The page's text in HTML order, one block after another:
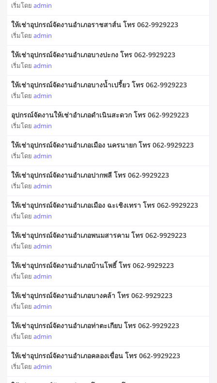
เริ่มโดย admin
ให้เช่าอุปกรณ์จัดงานอำเภอราชสาส์น โทร 062-9929223
เริ่มโดย admin
ให้เช่าอุปกรณ์จัดงานอำเภอบางปะกง โทร 062-9929223
เริ่มโดย admin
ให้เช่าอุปกรณ์จัดงานอำเภอบางน้ำเปรี้ยว โทร 062-9929223
เริ่มโดย admin
อุปกรณ์จัดงานให้เช่าอำเภอดำเนินสะดวก โทร 062-9929223
เริ่มโดย admin
ให้เช่าอุปกรณ์จัดงานอำเภอเมือง นครนายก โทร 062-9929223
เริ่มโดย admin
ให้เช่าอุปกรณ์จัดงานอำเภอปากพลี โทร 062-9929223
เริ่มโดย admin
ให้เช่าอุปกรณ์จัดงานอำเภอเมือง ฉะเชิงเทรา โทร 062-9929223
เริ่มโดย admin
ให้เช่าอุปกรณ์จัดงานอำเภอพนมสารคาม โทร 062-9929223
เริ่มโดย admin
ให้เช่าอุปกรณ์จัดงานอำเภอบ้านโพธิ์ โทร 062-9929223
เริ่มโดย admin
ให้เช่าอุปกรณ์จัดงานอำเภอบางคล้า โทร 062-9929223
เริ่มโดย admin
ให้เช่าอุปกรณ์จัดงานอำเภอท่าตะเกียบ โทร 062-9929223
เริ่มโดย admin
ให้เช่าอุปกรณ์จัดงานอำเภอคลองเขื่อน โทร 062-9929223
เริ่มโดย admin